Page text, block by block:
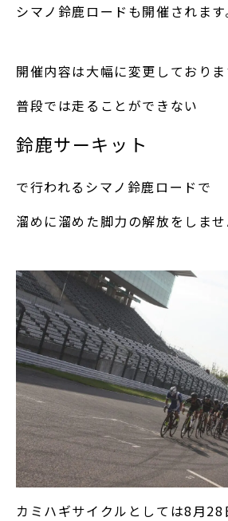
シマノ鈴鹿ロードも開催されます
開催内容は大幅に変更しており
普段では走ることができない
鈴鹿サーキット
で行われるシマノ鈴鹿ロードで
溜めに溜めた脚力の解放をしませ
カミハギサイクルとしては8月28